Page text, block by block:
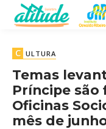
C ULTURA
Temas
Príncipe
Oficinas
mês de